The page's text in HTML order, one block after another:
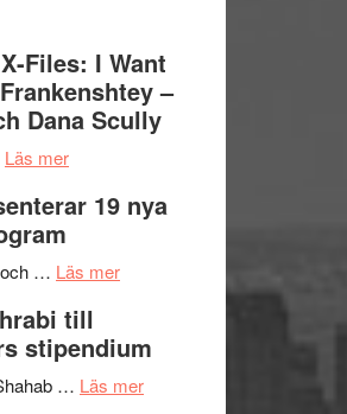
–
en
helt
Files: I Want
–
Dana Scully
Läs merom
trailern
The
Files:
I
Want
19 nya
och … Läs merom
West
presenterar
till
stipendium
… Läs merom